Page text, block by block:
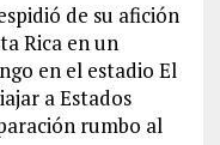
de su afición
Rica en un
en el estadio El
a Estados
rumbo al